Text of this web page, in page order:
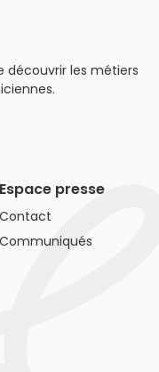
découvrir les métiers
Espace presse
Contact
Communiqués